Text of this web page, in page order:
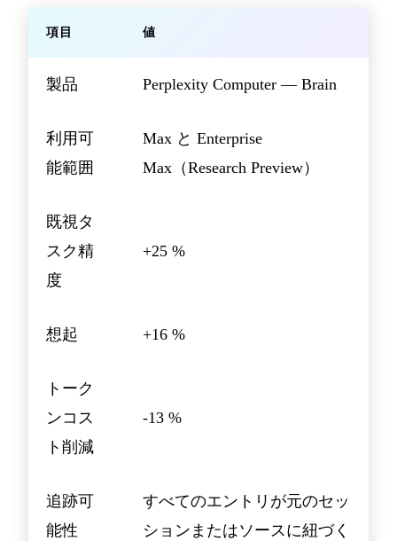
項目 値
製品 Perplexity Computer — Brain
利用可
能範囲
Max と Enterprise
Max（Research Preview）
既視タ
スク精
度
+25 %
想起 +16 %
トーク
ンコス
ト削減
-13 %
追跡可
能性
すべてのエントリが元のセッ
ションまたはソースに紐づく